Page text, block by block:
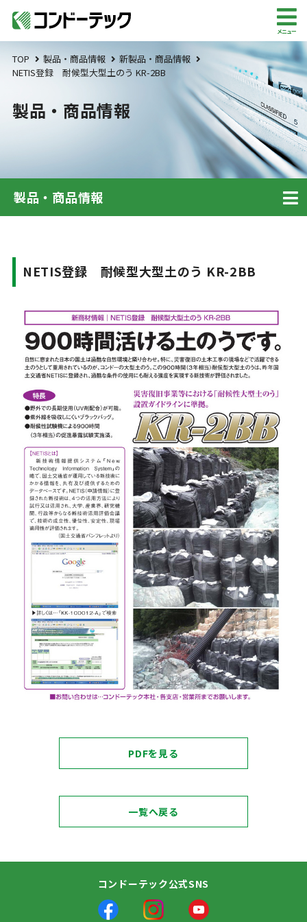
メニュー
TOP 製品・商品情報
新製品・商品情報
NETIS登録 耐候型大型土のう KR-2BB
製品・商品情報
製品・商品情報
NETIS登録 耐候型大型土のう KR-2BB
PDFを見る
一覧へ戻る
コンドーテック公式SNS